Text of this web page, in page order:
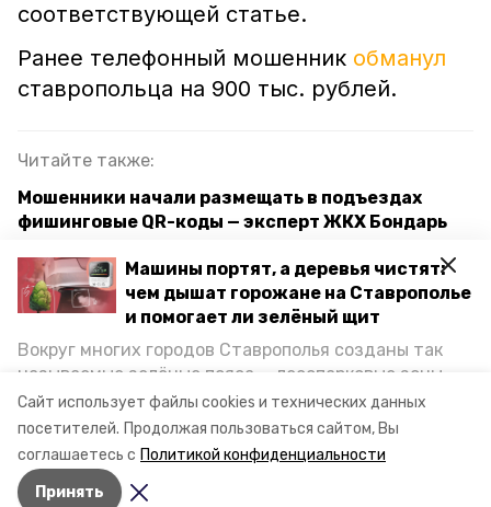
Сайт использует файлы cookies и технических данных
посетителей. Продолжая пользоваться сайтом, Вы
соглашаетесь с Политикой конфиденциальности
Принять
Машины портят, а деревья чистят:
чем дышат горожане на Ставрополье
и помогает ли зелёный щит
Вокруг многих городов Ставрополья созданы так
называемые зелёные пояса — лесопарковые зоны,
снижающие негативное воздействие выхлопных
газов на атмосферу. Справляются ли они с
постоянно растущим потоком автотранспорта и
каким воздухом дышат жители края, узнала
корреспондент «Победы26».
соответствующей статье.
Ранее телефонный мошенник обманул
ставропольца на 900 тыс. рублей.
Читайте также:
Мошенники начали размещать в подъездах
фишинговые QR-коды — эксперт ЖКХ Бондарь
МВД РФ предупреждает ставропольцев о новом
вирусе от мошенников
Лжеброкер обманул пенсионерку из Лермонтова
на 100 тыс. рублей
уголовное дело мошенничество
Авторы: Анастасия Михайловская